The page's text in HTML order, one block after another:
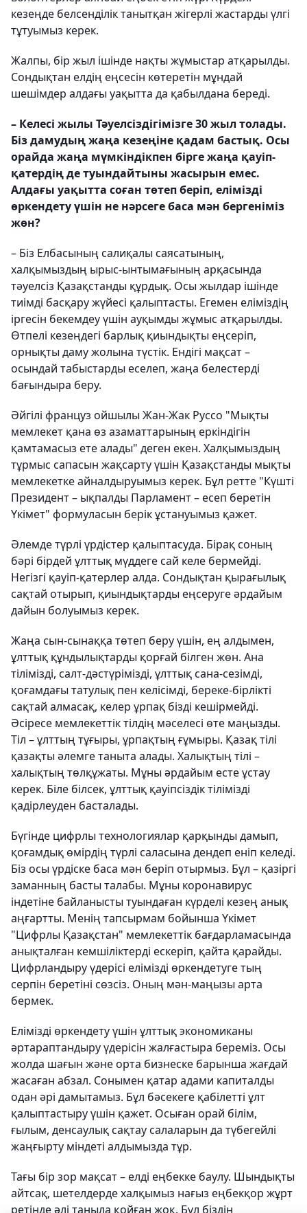
кезеңде белсенділік танытқан жігерлі жастарды үлгі
тұтуымыз керек.
Жалпы, бір жыл ішінде нақты жұмыстар атқарылды.
Сондықтан елдің еңсесін көтеретін мұндай
шешімдер алдағы уақытта да қабылдана береді.
– Келесі жылы Тәуелсіздігімізге 30 жыл толады.
Біз дамудың жаңа кезеңіне қадам бастық. Осы
орайда жаңа мүмкіндікпен бірге жаңа қауіп-
қатердің де туындайтыны жасырын емес.
Алдағы уақытта соған төтеп бе­ріп, елімізді
өркендету үшін не нәрсеге баса мән бергеніміз
жөн?
– Біз Елбасының салиқалы саяса­тының,
халқымыздың ырыс-ынты­ма­ғының арқасында
тәуелсіз Қазақстанды құрдық. Осы жылдар ішінде
тиімді басқару жүйесі қалыптасты. Егемен елі­міздің
іргесін бекемдеу үшін ауқымды жұмыс атқарылды.
Өтпелі кезеңдегі бар­лық қиындықты еңсеріп,
орнықты даму жолына түстік. Ендігі мақсат –
осындай табыстарды еселеп, жаңа белестерді
бағындыра беру.
Әйгілі француз ойшылы Жан-Жак Руссо "Мықты
мемлекет қана өз азамат­тарының еркіндігін
қамтамасыз ете алады" деген екен. Халқымыздың
тұрмыс сапасын жақсарту үшін Қазақстанды мық­ты
мемлекетке айналдыруымыз керек. Бұл ретте "Күшті
Президент – ық­палды Парламент – есеп беретін
Үкімет" формуласын берік ұстануымыз қажет.
Әлемде түрлі үрдістер қалыптасуда. Бірақ соның
бәрі бірдей ұлттық мүддеге сай келе бермейді.
Негізгі қауіп-қатерлер алда. Сондықтан қырағылық
сақтай отырып, қиындықтарды еңсеруге әрдайым
дайын болуымыз керек.
Жаңа сын-сынаққа төтеп беру үшін, ең алдымен,
ұлттық құндылықтарды қор­ғай білген жөн. Ана
тілімізді, салт-дәстүрімізді, ұлттық сана-сезімді,
қоғам­дағы татулық пен келісімді, береке-бір­лікті
сақтай алмасақ, келер ұрпақ бізді кешірмейді.
Әсіресе мемлекеттік тілдің мәселесі өте маңызды.
Тіл – ұлттың тұғы­ры, ұрпақтың ғұмыры. Қазақ тілі
қазақты әлемге таныта алады. Халықтың тілі –
халықтың төлқұжаты. Мұны әрдайым есте ұстау
керек. Біле білсек, ұлттық қа­уіпсіздік тілімізді
қадірлеуден басталады.
Бүгінде цифрлы технологиялар қар­қынды дамып,
қоғамдық өмірдің түрлі саласына дендеп еніп келеді.
Біз осы үрдіске баса мән беріп отырмыз. Бұл – қазіргі
заманның басты талабы. Мұны коронавирус
індетіне байланысты туындаған күрделі кезең анық
аңғартты. Менің тапсырмам бойынша Үкімет
"Цифрлы Қазақстан" мемлекеттік бағдарламасында
анықталған кемшіліктерді ескеріп, қайта қарайды.
Цифрландыру үдерісі елімізді өркендетуге тың
серпін беретіні сөзсіз. Оның мән-маңызы арта
бермек.
Елімізді өркендету үшін ұлттық экономиканы
әртараптандыру үдерісін жалғастыра береміз. Осы
жолда шағын және орта бизнеске барынша жағдай
жасаған абзал. Сонымен қатар адами капиталды
одан әрі дамытамыз. Бұл бәсекеге қабілетті ұлт
қалыптастыру үшін қажет. Осыған орай білім,
ғылым, денсаулық сақтау салаларын да түбегейлі
жаңғырту міндеті алдымызда тұр.
Тағы бір зор мақсат – елді еңбекке баулу. Шындықты
айтсақ, шетелдерде халқымыз нағыз еңбекқор жұрт
ретінде әлі таныла қойған жоқ. Бұл біздің